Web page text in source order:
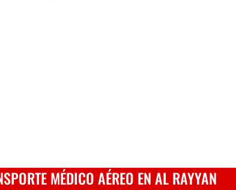
MÉDICO AÉREO EN AL RAYYAN